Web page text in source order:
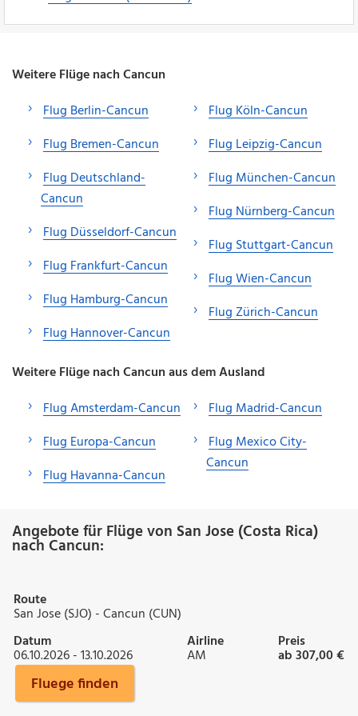
Weitere Flüge nach Cancun
Flug Berlin-Cancun
Flug Bremen-Cancun
Flug Deutschland-
Cancun
Flug Düsseldorf-Cancun
Flug Frankfurt-Cancun
Flug Hamburg-Cancun
Flug Hannover-Cancun
Flug Köln-Cancun
Flug Leipzig-Cancun
Flug München-Cancun
Flug Nürnberg-Cancun
Flug Stuttgart-Cancun
Flug Wien-Cancun
Flug Zürich-Cancun
Weitere Flüge nach Cancun aus dem Ausland
Flug Amsterdam-Cancun
Flug Europa-Cancun
Flug Havanna-Cancun
Flug Madrid-Cancun
Flug Mexico City-
Cancun
Angebote für Flüge von San Jose (Costa Rica)
nach Cancun:
Route
San Jose (SJO) - Cancun (CUN)
Datum
06.10.2026 - 13.10.2026
Airline
AM
Preis
ab 307,00 €
Fluege finden